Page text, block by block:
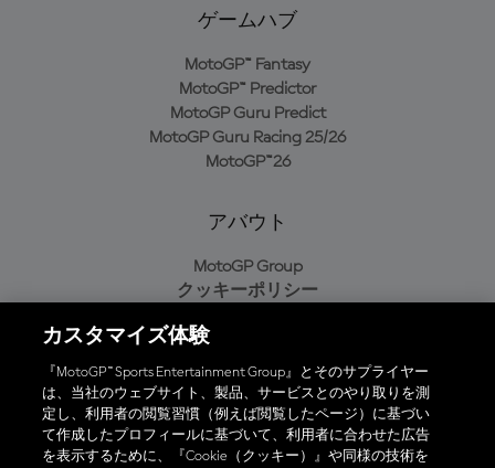
ゲームハブ
MotoGP™ Fantasy
MotoGP™ Predictor
MotoGP Guru Predict
MotoGP Guru Racing 25/26
MotoGP™26
アバウト
MotoGP Group
クッキーポリシー
プライバシーポリシー
購入ポリシー
オフィシャルアプリ
カスタマイズ体験
『MotoGP™ Sports Entertainment Group』とそのサプライヤー
は、当社のウェブサイト、製品、サービスとのやり取りを測
定し、利用者の閲覧習慣（例えば閲覧したページ）に基づい
て作成したプロフィールに基づいて、利用者に合わせた広告
を表示するために、『Cookie（クッキー）』や同様の技術を